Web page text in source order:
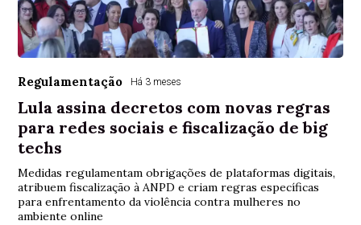
Regulamentação Há 3 meses
Lula assina decretos com novas regras
para redes sociais e fiscalização de big
techs
Medidas regulamentam obrigações de plataformas digitais,
atribuem fiscalização à ANPD e criam regras específicas
para enfrentamento da violência contra mulheres no
ambiente online